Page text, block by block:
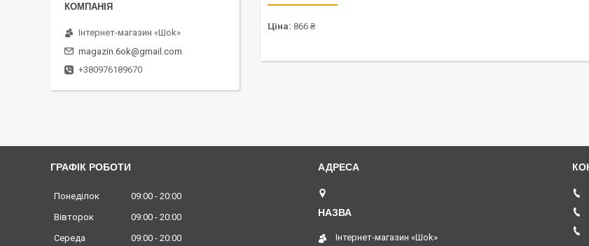
Ціна: 866 ₴
Інтернет-магазин «Шоk»
magazin.6ok@gmail.com
+380976189670
ГРАФІК РОБОТИ
Понеділок 09:00
20:00
Вівторок
09:00
20:00
Середа
09:00 20:00 Інтернет-магазин «Шоk»